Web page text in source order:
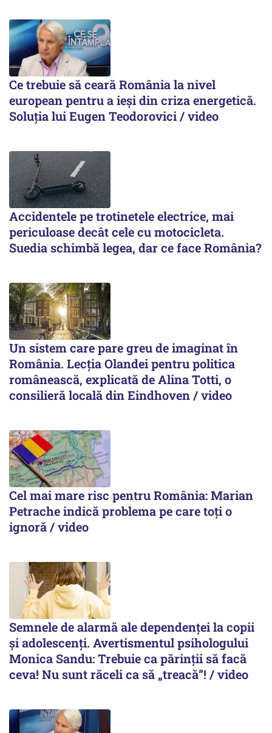
Ce trebuie să ceară România la nivel
european pentru a ieși din criza energetică.
Soluția lui Eugen Teodorovici / video
Accidentele pe trotinetele electrice, mai
periculoase decât cele cu motocicleta.
Suedia schimbă legea, dar ce face România?
Un sistem care pare greu de imaginat în
România. Lecția Olandei pentru politica
românească, explicată de Alina Totti, o
consilieră locală din Eindhoven / video
Cel mai mare risc pentru România: Marian
Petrache indică problema pe care toți o
ignoră / video
Semnele de alarmă ale dependenței la copii
și adolescenți. Avertismentul psihologului
Monica Sandu: Trebuie ca părinții să facă
ceva! Nu sunt răceli ca să „treacă”! / video